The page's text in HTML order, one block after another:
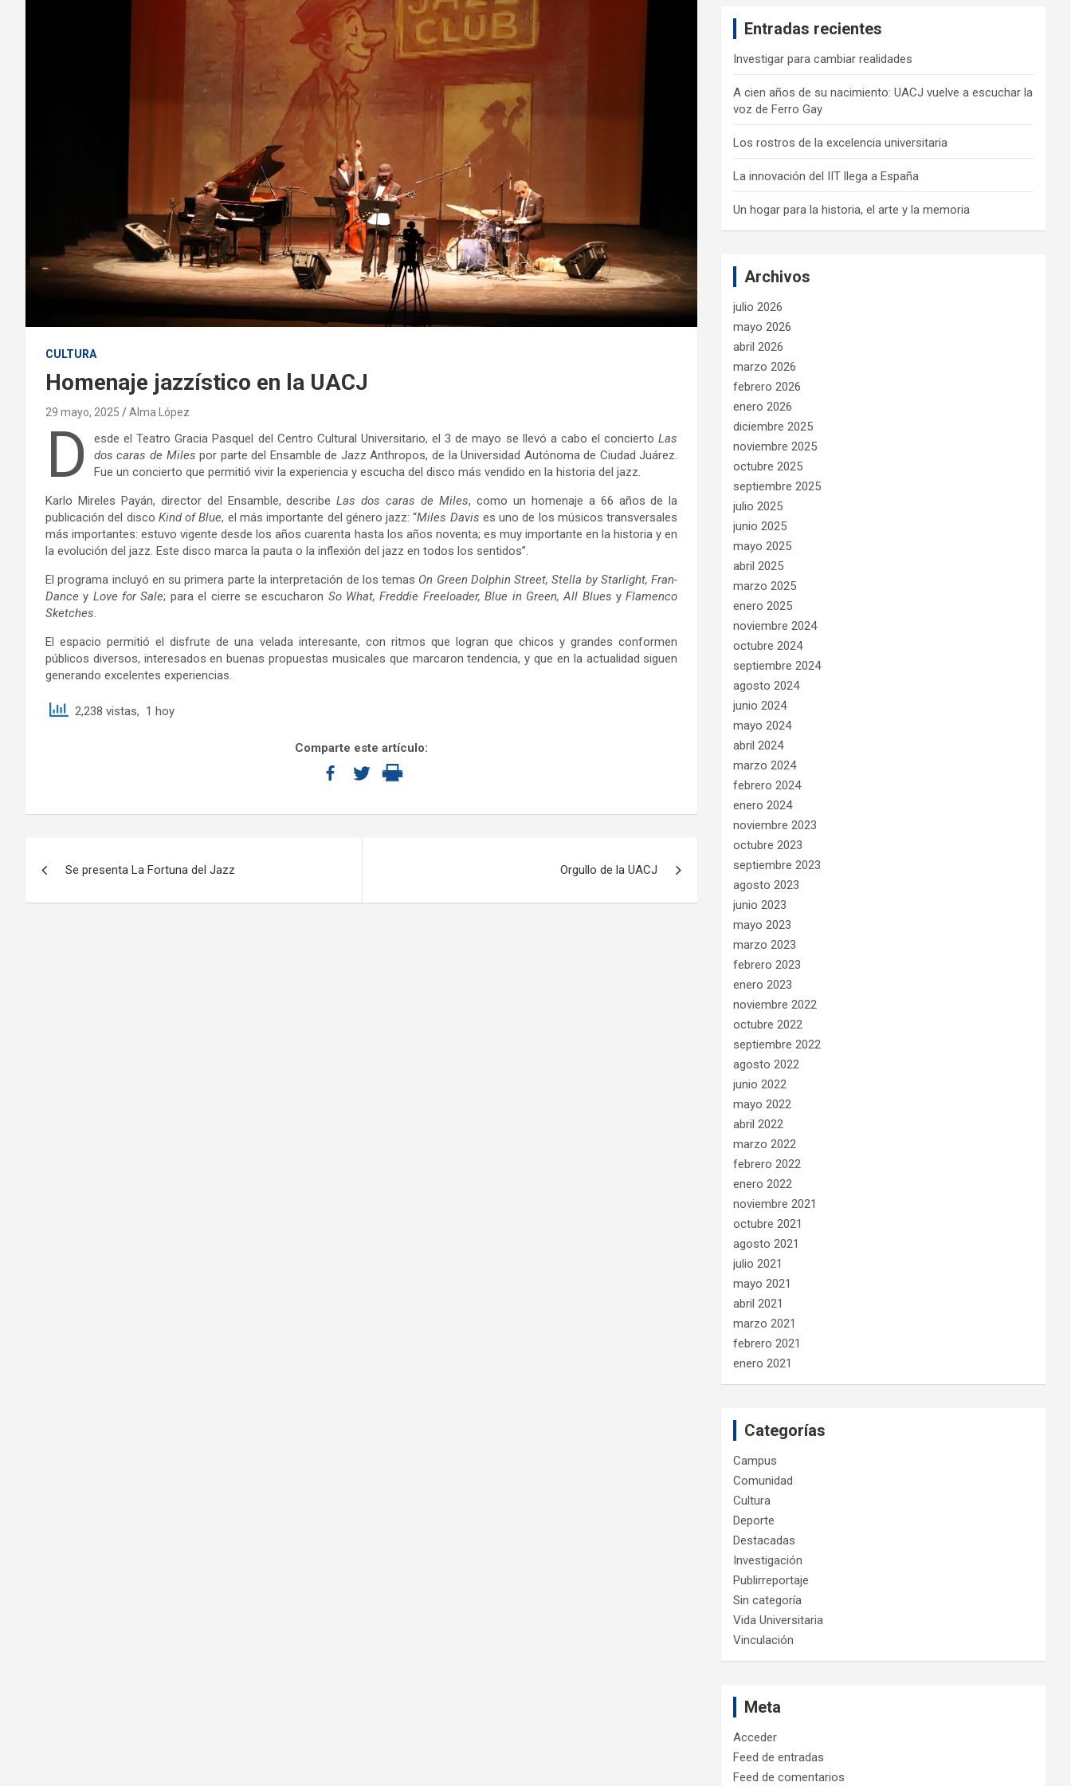
CULTURA
Homenaje jazzístico en la UACJ
29 mayo, 2025 Alma López
D esde el Teatro Gracia Pasquel del Centro Cultural Universitario, el 3 de mayo se llevó a cabo el conciertoLas
dos caras de Miles por parte del Ensamble de Jazz Anthropos, de la Universidad Autónoma de Ciudad Juárez.
Fue un concierto que permitió vivir la experiencia y escucha del disco más vendido en la historia del jazz.
Karlo Mireles Payán, director del Ensamble, describeLas dos caras de Miles, como un homenaje a 66 años de la
publicación del disco Kind of Blue, el más importante del género jazz: “Miles Davis es uno de los músicos transversales
más importantes: estuvo vigente desde los años cuarenta hasta los años noventa; es muy importante en la historia y en
la evolución del jazz. Este disco marca la pauta o la inflexión del jazz en todos los sentidos”.
El programa incluyó en su primera parte la interpretación de los temas On Green Dolphin Street, Stella by Starlight, Fran-
Dancey Love for Sale; para el cierre se escucharon So What, Freddie Freeloader, Blue in Green, All Blues y Flamenco
Sketches.
El espacio permitió el disfrute de una velada interesante, con ritmos que logran que chicos y grandes conformen
públicos diversos, interesados en buenas propuestas musicales que marcaron tendencia, y que en la actualidad siguen
generando excelentes experiencias.
2,238 vistas, 1 hoy
Comparte este artículo:
Se presenta La Fortuna del Jazz Orgullo de la UACJ
Entradas recientes
Investigar para cambiar realidades
A cien años de su nacimiento: UACJ vuelve a escuchar la
voz de Ferro Gay
Los rostros de la excelencia universitaria
La innovación del IIT llega a España
Un hogar para la historia, el arte y la memoria
Archivos
julio 2026
mayo 2026
abril 2026
marzo 2026
febrero 2026
enero 2026
diciembre 2025
noviembre 2025
octubre 2025
septiembre 2025
julio 2025
junio 2025
mayo 2025
abril 2025
marzo 2025
enero 2025
noviembre 2024
octubre 2024
septiembre 2024
agosto 2024
junio 2024
mayo 2024
abril 2024
marzo 2024
febrero 2024
enero 2024
noviembre 2023
octubre 2023
septiembre 2023
agosto 2023
junio 2023
mayo 2023
marzo 2023
febrero 2023
enero 2023
noviembre 2022
octubre 2022
septiembre 2022
agosto 2022
junio 2022
mayo 2022
abril 2022
marzo 2022
febrero 2022
enero 2022
noviembre 2021
octubre 2021
agosto 2021
julio 2021
mayo 2021
abril 2021
marzo 2021
febrero 2021
enero 2021
Categorías
Campus
Comunidad
Cultura
Deporte
Destacadas
Investigación
Publirreportaje
Sin categoría
Vida Universitaria
Vinculación
Meta
Acceder
Feed de entradas
Feed de comentarios